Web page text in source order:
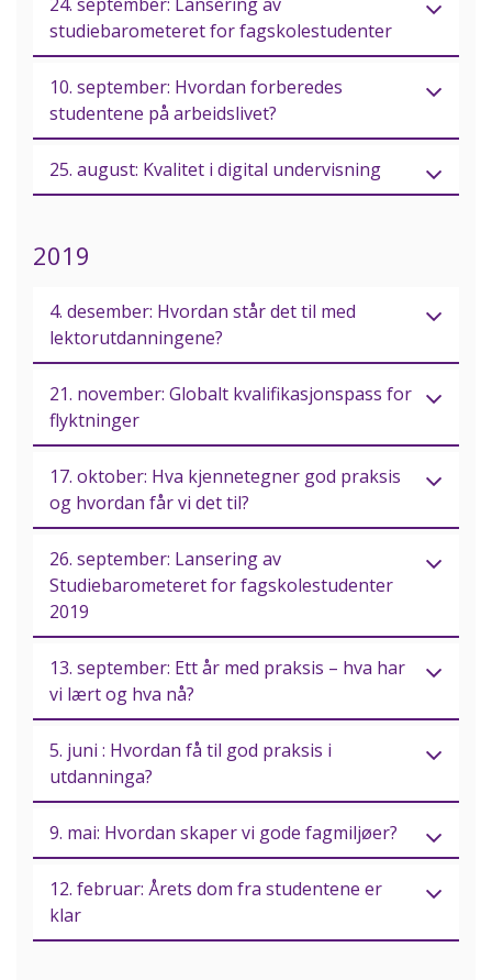
studiebarometeret for fagskolestudenter
10. september: Hvordan forberedes
studentene på arbeidslivet?
25. august: Kvalitet i digital undervisning
2019
4. desember: Hvordan står det til med
lektorutdanningene?
21. november: Globalt kvalifikasjonspass for
flyktninger
17. oktober: Hva kjennetegner god praksis
og hvordan får vi det til?
26. september: Lansering av
Studiebarometeret for fagskolestudenter
2019
13. september: Ett år med praksis – hva har
vi lært og hva nå?
5. juni : Hvordan få til god praksis i
utdanninga?
9. mai: Hvordan skaper vi gode fagmiljøer?
12. februar: Årets dom fra studentene er
klar